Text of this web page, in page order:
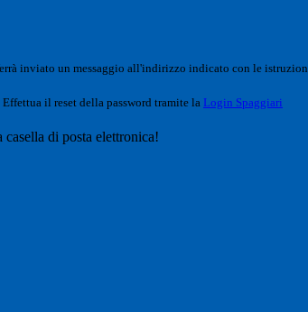
inviato un messaggio all'indirizzo indicato con le
il reset della password tramite la Login Spaggiari
di posta elettronica!